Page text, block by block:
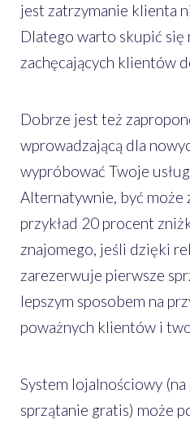
jest zatrzymanie klienta
Dlatego warto skupić się
zachęcających klientów
Dobrze jest też
wprowadzającą dla
wypróbować Twoje
Alternatywnie, być może
przykład 20 procent
znajomego, jeśli dzięki
zarezerwuje pierwsze
lepszym sposobem na
poważnych klientów i
System lojalnościowy
sprzątanie gratis) może